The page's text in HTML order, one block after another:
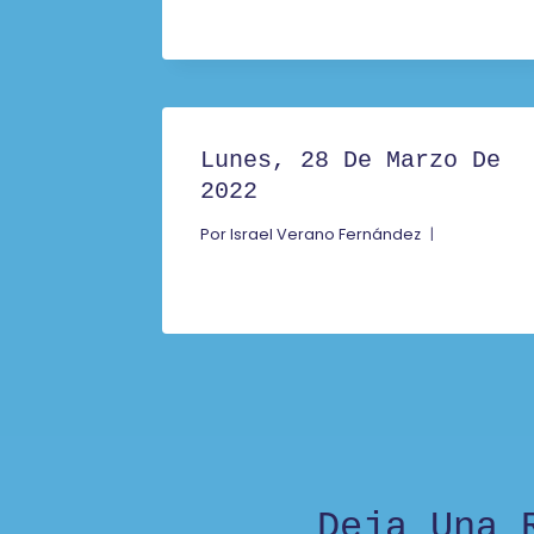
Lunes, 28 De Marzo De
2022
PorIsrael Verano Fernández